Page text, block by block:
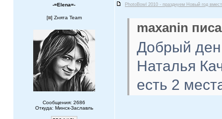
-=Elena=- PhotoBowl 2010 - празднуем Новый год
[ ] Zнята Team
Сообщения: 2686
Откуда: Минск-Заславль
maxanin
Добрый
Наталья
есть 2